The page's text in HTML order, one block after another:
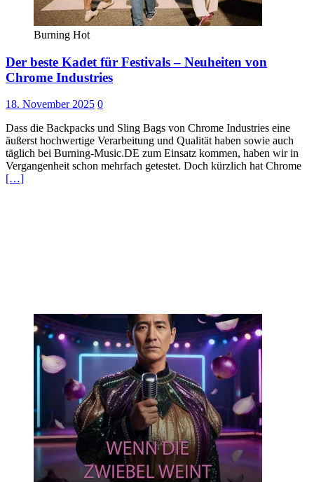
Burning Hot
Der beste Kadet für Festivals – Neuheiten von
Chrome Industries
18. November 2025 0
Dass die Backpacks und Sling Bags von Chrome Industries eine
äußerst hochwertige Verarbeitung und Qualität haben sowie auch
täglich bei Burning-Music.DE zum Einsatz kommen, haben wir in
Vergangenheit schon mehrfach getestet. Doch kürzlich hat Chrome
[…]